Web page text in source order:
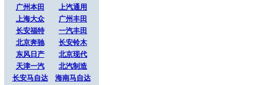
广州本田
上汽通用
上海大众
广州丰田
长安福特
一汽丰田
北京奔驰
长安铃木
东风日产
北京现代
天津一汽
北汽制造
长安马自达
海南马自达